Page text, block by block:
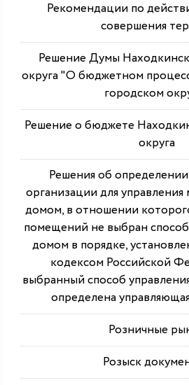
Рекомендации по
совершения
Решение Думы
округа "О бюджетном
городском
Решение о бюджете
округа
Решения об
организации для
домом, в отношении
помещений не выбран
домом в порядке,
кодексом Российской
выбранный способ
определена
Розничные
Розыск